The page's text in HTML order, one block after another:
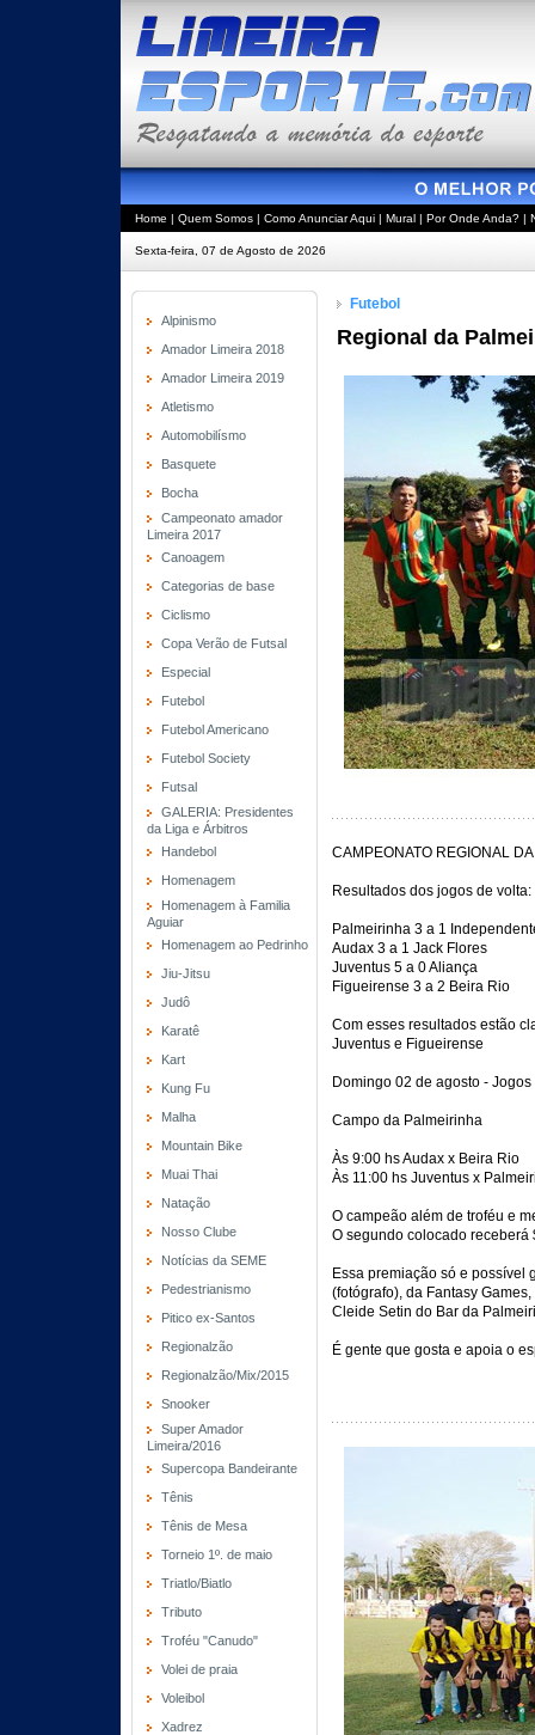
Home | Quem Somos | Como Anunciar Aqui | Mural | Por Onde Anda? |
Sexta-feira, 07 de Agosto de 2026
Alpinismo
Amador Limeira 2018
Amador Limeira 2019
Atletismo
Automobilísmo
Basquete
Bocha
Campeonato amador
Limeira 2017
Canoagem
Categorias de base
Ciclismo
Copa Verão de Futsal
Especial
Futebol
Futebol Americano
Futebol Society
Futsal
GALERIA: Presidentes
da Liga e Árbitros
Handebol
Homenagem
Homenagem à Familia
Aguiar
Homenagem ao Pedrinho
Jiu-Jitsu
Judô
Karatê
Kart
Kung Fu
Malha
Mountain Bike
Muai Thai
Natação
Nosso Clube
Notícias da SEME
Pedestrianismo
Pitico ex-Santos
Regionalzão
Regionalzão/Mix/2015
Snooker
Super Amador
Limeira/2016
Supercopa Bandeirante
Tênis
Tênis de Mesa
Torneio 1º. de maio
Triatlo/Biatlo
Tributo
Troféu "Canudo"
Volei de praia
Voleibol
Xadrez
Futebol
Regional da
CAMPEONATO REGIONAL
Resultados dos jogos de volta:
Palmeirinha 3 a 1
Audax 3 a 1 Jack Flores
Juventus 5 a 0 Aliança
Figueirense 3 a 2 Beira Rio
Com esses resultados estão
Juventus e Figueirense
Domingo 02 de agosto - Jogos
Campo da Palmeirinha
Às 9:00 hs Audax x Beira Rio
Às 11:00 hs Juventus x
O campeão além de troféu e
O segundo colocado
Essa premiação só e possível
(fotógrafo), da Fantasy
Cleide Setin do Bar da
É gente que gosta e apoia o